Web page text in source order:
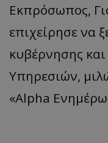
Εκπρόσωπος,
επιχείρησε να
κυβέρνησης
Υπηρεσιών,
«Alpha